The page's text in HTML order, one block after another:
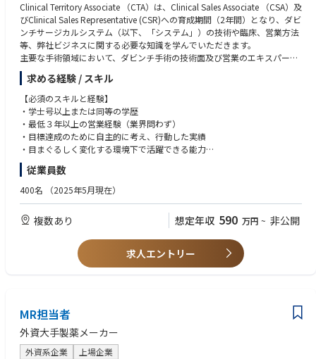
Clinical Territory Associate （CTA）は、Clinical Sales Associate （CSA）及
びClinical Sales Representative (CSR)への育成期間（2年間）となり、ダビ
ンチサージカルシステム（以下、「システム」）の技術や臨床、営業方法
等、弊社ビジネスに関する必要な知識を学んでいただきます。
主要な手術領域において、ダビンチ手術の技術面及び営業のエキスパート
となるためのトレーニングを受け、配属されたエリアでの営業活動を通し
てシステム導入後の稼働率を最大化するサポートを行います。
基本的な職務
• 医師や医療スタッフに対して、ダビンチ手術テクノロジートレーニング
パスウェイ（初症例を実施される前に修了いただくことが必須となるトレ
ーニングプログラム）とスキルアップ過程について説明する。
• 医師や医療スタッフに対して、オンサイトトレーニング（実機を使用し
研修）を実施する。
• 担当施設全診療科のTR100トレーニング（ダビンチ執刀医が認定証取得
のために行うラボトレーニング）の練習を担当する。
• 医師や医療スタッフに対して、製品のデモンストレーションやインサー
ビス（製品の説明と実際にシステムを触りながら理解していただく）を主
• システムを使用した手術に立会い、製品の安全使用のためにサポートす
式の採用に繋がる営業活動、マーケティング活動のサポートやコーディネ
ーションを行う。
• 日報（営業・症例報告、営業活動の結果）や経費精算、社内オンライン
トレーニングや社内システムを使用した事務処理を行う。
求める経験 / スキル
【必須のスキルと経験】
・学士号以上または同等の学歴
・最低３年以上の営業経験（業界問わず）
・目標達成のために自主的に考え、行動した実績
・目まぐるしく変化する環境下で活躍できる能力
・誠実さ、素直さを兼ね備え、責任感を持った行動ができる方
・MS Office（Excel/Word/PPT）の基礎的な知識
・日本語ネイティブ、もしくはN1相当レベル
【望ましいスキルと経験】
・医療業界、特に医療機器業界経験者
従業員数
400名 （2025年5月現在）
複数あり 想定年収 590 万円 ~ 非公開
求人エントリー
MR担当者
外資大手製薬メーカー
外資系企業 上場企業